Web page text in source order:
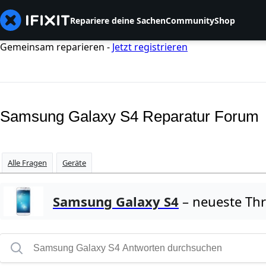
Repariere deine SachenCommunityShop
Gemeinsam reparieren - Jetzt registrieren
Samsung Galaxy S4 Reparatur Forum
Alle Fragen Geräte
Samsung Galaxy S4 – neueste